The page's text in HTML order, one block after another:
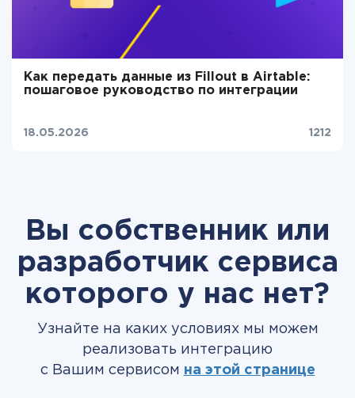
Как передать данные из Fillout в Airtable:
пошаговое руководство по интеграции
18.05.2026 1212
Вы собственник или
разработчик сервиса
которого у нас нет?
Узнайте на каких условиях мы можем
реализовать интеграцию
с Вашим сервисом на этой странице